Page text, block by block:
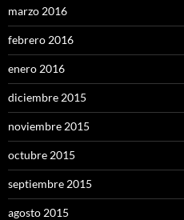
marzo 2016
febrero 2016
enero 2016
diciembre 2015
noviembre 2015
octubre 2015
septiembre 2015
agosto 2015